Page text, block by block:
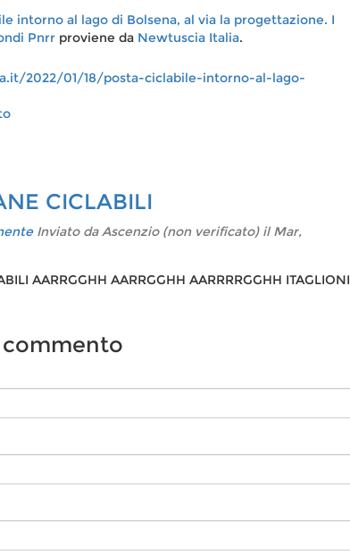
intorno al lago di Bolsena, al via la progettazione. I
Pnrrproviene da Newtuscia Italia.
2022/01/18/posta-ciclabile-intorno-al-lago-
CICLABILI
Inviato daAscenzio (non verificato)il Mar,
AARRGGHH AARRGGHH AARRRRGGHH ITAGLIONI